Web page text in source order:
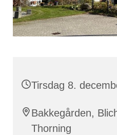
Tirsdag 8.
Bakkegården,
Thorning